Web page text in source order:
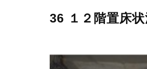
36 １２階置床